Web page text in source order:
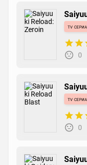
tv
0
tv
0